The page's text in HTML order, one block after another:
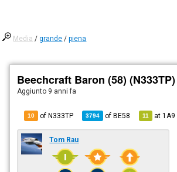
Media /grande /piena
Beechcraft Baron (58) (N333TP)
Aggiunto 9 anni fa
10 of N333TP 3794 ofBE58 11 at1A9
Tom Rau